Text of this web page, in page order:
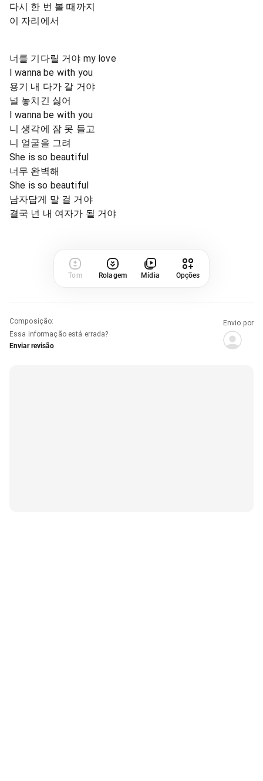
다시 한 번 볼 때까지
이 자리에서
너를 기다릴 거야 my love
I wanna be with you
용기 내 다가 갈 거야
널 놓치긴 싫어
I wanna be with you
니 생각에 잠 못 들고
니 얼굴을 그려
She is so beautiful
너무 완벽해
She is so beautiful
남자답게 말 걸 거야
결국 넌 내 여자가 될 거야
Tom Rolagem Mídia Opções
Composição:
Essa informação está errada?
Enviar revisão
Envio por